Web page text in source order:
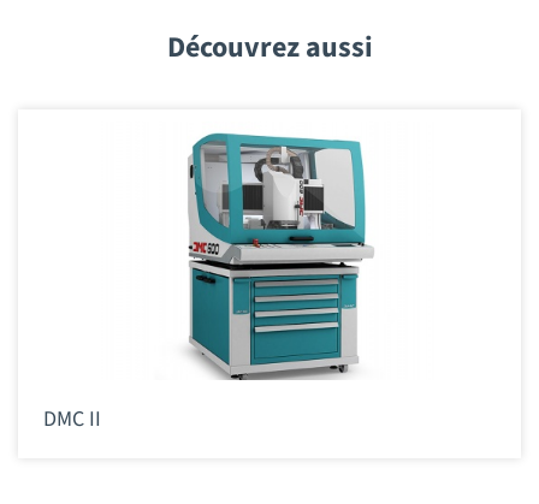
Découvrez aussi
DMC II